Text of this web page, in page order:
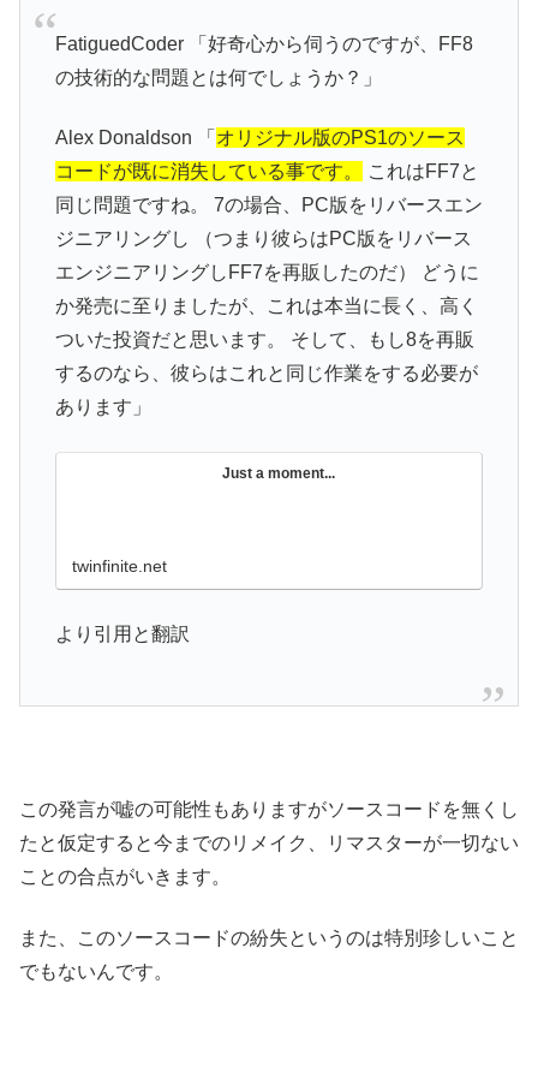
FatiguedCoder 「好奇心から伺うのですが、FF8
の技術的な問題とは何でしょうか？」
Alex Donaldson 「 オリジナル版のPS1のソース
コードが既に消失している事です。
これはFF7と
同じ問題ですね。 7の場合、PC版をリバースエン
ジニアリングし （つまり彼らはPC版をリバース
エンジニアリングしFF7を再販したのだ） どうに
か発売に至りましたが、これは本当に長く、高く
ついた投資だと思います。 そして、もし8を再販
するのなら、彼らはこれと同じ作業をする必要が
あります」
Just a moment...
twinfinite.net
より引用と翻訳
この発言が嘘の可能性もありますがソースコードを無くし
たと仮定すると今までのリメイク、リマスターが一切ない
ことの合点がいきます。
また、このソースコードの紛失というのは特別珍しいこと
でもないんです。